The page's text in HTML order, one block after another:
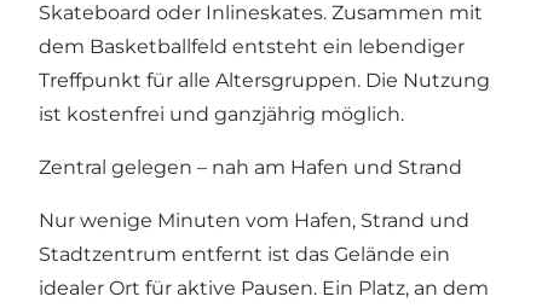
Skateboard oder Inlineskates. Zusammen mit
dem Basketballfeld entsteht ein lebendiger
Treffpunkt für alle Altersgruppen. Die Nutzung
ist kostenfrei und ganzjährig möglich.
Zentral gelegen – nah am Hafen und Strand
Nur wenige Minuten vom Hafen, Strand und
Stadtzentrum entfernt ist das Gelände ein
idealer Ort für aktive Pausen. Ein Platz, an dem